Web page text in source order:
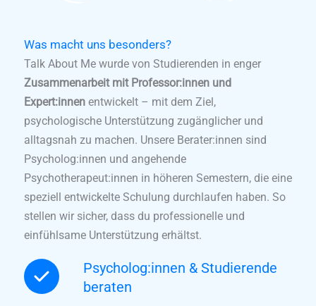
Was macht uns besonders?
Talk About Me wurde von Studierenden in enger
Zusammenarbeit mit Professor:innen und
Expert:innenentwickelt – mit dem Ziel,
psychologische Unterstützung zugänglicher und
alltagsnah zu machen. Unsere Berater:innen sind
Psycholog:innen und angehende
Psychotherapeut:innen in höheren Semestern, die eine
speziell entwickelte Schulung durchlaufen haben. So
stellen wir sicher, dass du professionelle und
einfühlsame Unterstützung erhältst.
Psycholog:innen & Studierende
beraten